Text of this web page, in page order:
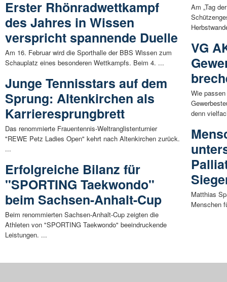
Erster Rhönradwettkampf
des Jahres in Wissen
verspricht spannende Duelle
Am 16. Februar wird die Sporthalle der BBS Wissen zum
Schauplatz eines besonderen Wettkampfs. Beim 4. ...
Junge Tennisstars auf dem
Sprung: Altenkirchen als
Karrieresprungbrett
Das renommierte Frauentennis-Weltranglistenturnier
"REWE Petz Ladies Open" kehrt nach Altenkirchen zurück.
...
Erfolgreiche Bilanz für
"SPORTING Taekwondo"
beim Sachsen-Anhalt-Cup
Beim renommierten Sachsen-Anhalt-Cup zeigten die
Athleten von "SPORTING Taekwondo" beeindruckende
Leistungen. ...
Am „Tag
VG
Wie
denn
Matthias
Menschen